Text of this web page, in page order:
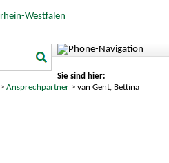
Sie sind hier:
>Ansprechpartner > van Gent, Bettina